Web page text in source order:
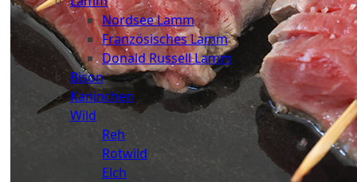
Nordsee Lamm
Französisches Lamm
Donald Russell Lamm
Bison
Kaninchen
Wild
Reh
Rotwild
Elch